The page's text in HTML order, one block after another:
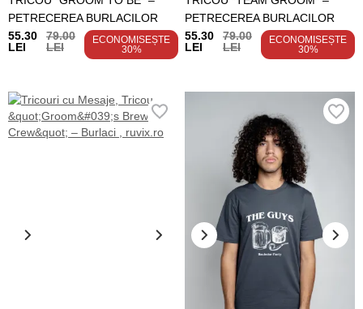
PETRECEREA BURLACILOR
55.30
LEI
79.00
LEI
ECONOMISEȘTE
30%
PETRECEREA BURLACILOR
55.30
LEI
79.00
LEI
ECONOMISEȘTE
30%